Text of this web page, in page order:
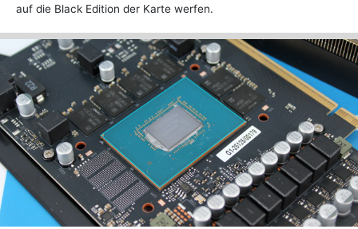
auf die Black Edition der Karte werfen.